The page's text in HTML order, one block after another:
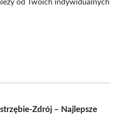
od Twoich indywidualnych
Zdrój – Najlepsze